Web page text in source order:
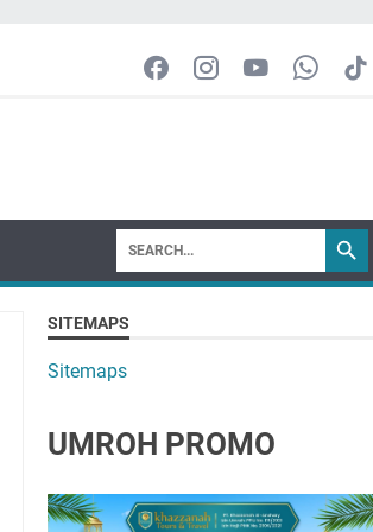
SITEMAPS
Sitemaps
UMROH PROMO